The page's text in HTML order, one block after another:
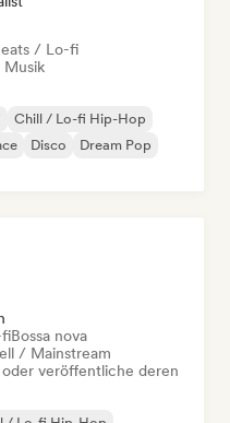
/ Lo-fi
Musik
Chill / Lo-fi Hip-Hop
Disco
Dream Pop
fiBossa nova
/ Mainstream
veröffentliche deren